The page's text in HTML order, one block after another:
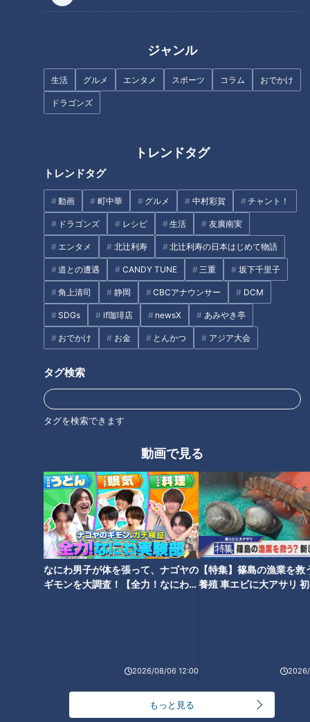
ジャンル
生活 グルメ エンタメ スポーツ コラム おでかけ
ドラゴンズ
トレンドタグ
トレンドタグ
動画 町中華 グルメ 中村彩賀 チャント！
ドラゴンズ レシピ 生活 友廣南実
エンタメ 北辻利寿 北辻利寿の日本はじめて物語
道との遭遇 CANDY TUNE 三重 坂下千里子
角上清司 静岡 CBCアナウンサー DCM
SDGs if珈琲店 newsX あみやき亭
おでかけ お金 とんかつ アジア大会
タグ検索
タグを検索できます
動画で見る
なにわ男子が体を張って、ナゴヤの
ギモンを大調査！【全力！なにわ実
2026/08/06 12:00
【特集】篠島の漁業を救
養殖 車エビに大アサリ
もっと見る
8月「熱中症」第二波を防ぐ方
大人気グランピング! 秋の食材
【感動解決！てぃ先生の“子育て
お悩み相談室”】あと10分、生で
しゃべります#63
この春アップデート！進化した
最新イチゴ狩り【花咲かタイム
オススメ関連コンテンツ
SNSで話題“冷凍子ママ”厳選 お
弁当に最適「冷凍食品」【新生
子どもに人気！？「珍自転車」
自分で盛り付け食欲アップ！ 毎
朝わくわくパフェ風ごはん【子
どもの笑顔WEEK】
砂場からフォトスタジオまで！
視聴者さん御用達の室内公園
【子どもの笑顔WEEK】
どもの笑顔WEEK】